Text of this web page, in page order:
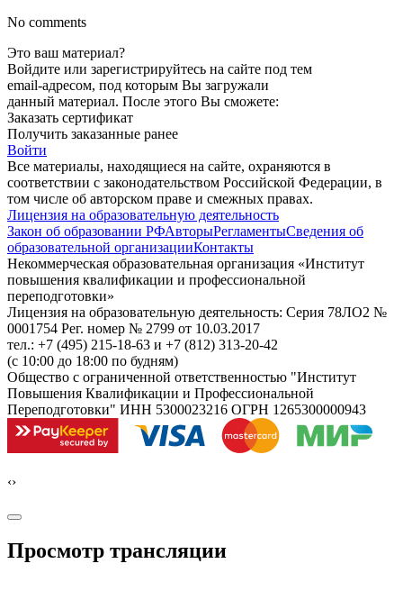
No comments
Это ваш материал?
Войдите или зарегистрируйтесь на сайте под тем
email-адресом, под которым Вы загружали
данный материал. После этого Вы сможете:
Заказать сертификат
Получить заказанные ранее
Войти
Все материалы, находящиеся на сайте, охраняются в
соответствии с законодательством Российской Федерации, в
том числе об авторском праве и смежных правах.
Лицензия на образовательную деятельность
Закон об образовании РФАвторыРегламентыСведения об
образовательной организацииКонтакты
Некоммерческая образовательная организация «Институт
повышения квалификации и профессиональной
переподготовки»
Лицензия на образовательную деятельность: Серия 78ЛО2 №
0001754 Рег. номер № 2799 от 10.03.2017
тел.: +7 (495) 215-18-63 и +7 (812) 313-20-42
(с 10:00 до 18:00 по будням)
Общество с ограниченной ответственностью "Институт
Повышения Квалификации и Профессиональной
Переподготовки" ИНН 5300023216 ОГРН 1265300000943
‹›
Просмотр трансляции